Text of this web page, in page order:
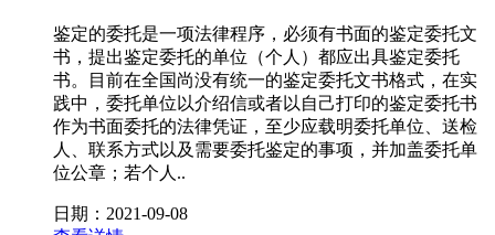
鉴定的委托是一项法律程序，必须有书面的鉴定委托文
书，提出鉴定委托的单位（个人）都应出具鉴定委托
书。目前在全国尚没有统一的鉴定委托文书格式，在实
践中，委托单位以介绍信或者以自己打印的鉴定委托书
作为书面委托的法律凭证，至少应载明委托单位、送检
人、联系方式以及需要委托鉴定的事项，并加盖委托单
位公章；若个人..
日期：2021-09-08